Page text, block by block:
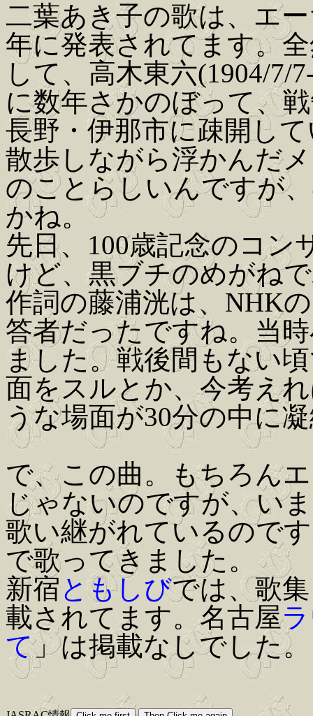
二葉あき子の歌は、エ
年に発表されてます。
して、高木東六(1904/7/
に数年さかのぼって、
長野・伊那市に疎開し
散歩しながら浮かんだ
のことらしいんですが
かね。
先日、100歳記念のコン
けど、黒ブチのめがね
作詞の藤浦洸は、NHK
答者だったですね。当
ました。戦後間もない
面をスルとか、今考え
うな場面が30分の中に
で、この曲。もちろん
じゃないのですが、い
歌い継がれているので
で歌ってきました。
新宿ともしびでは、歌
載されてます。名古屋
て」は掲載なしでした。